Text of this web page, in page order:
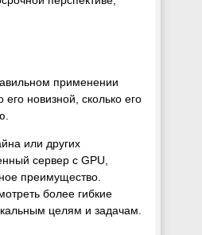
применении
новизной, сколько его
или других
сервер с GPU,
преимущество.
более гибкие
целям и задачам.